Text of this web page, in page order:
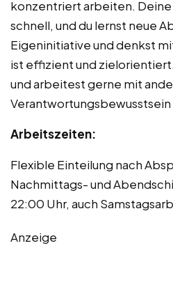
konzentriert arbeiten. Deine
schnell, und du lernst neue
Eigeninitiative und denkst
ist effizient und
und arbeitest gerne mit
Arbeitszeiten:
Flexible Einteilung nach
Nachmittags- und
22:00 Uhr, auch
Anzeige